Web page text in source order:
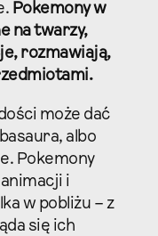
Pokemony w
na twarzy,
rozmawiają,
może dać
albo
Pokemony
i
w pobliżu – z
się ich